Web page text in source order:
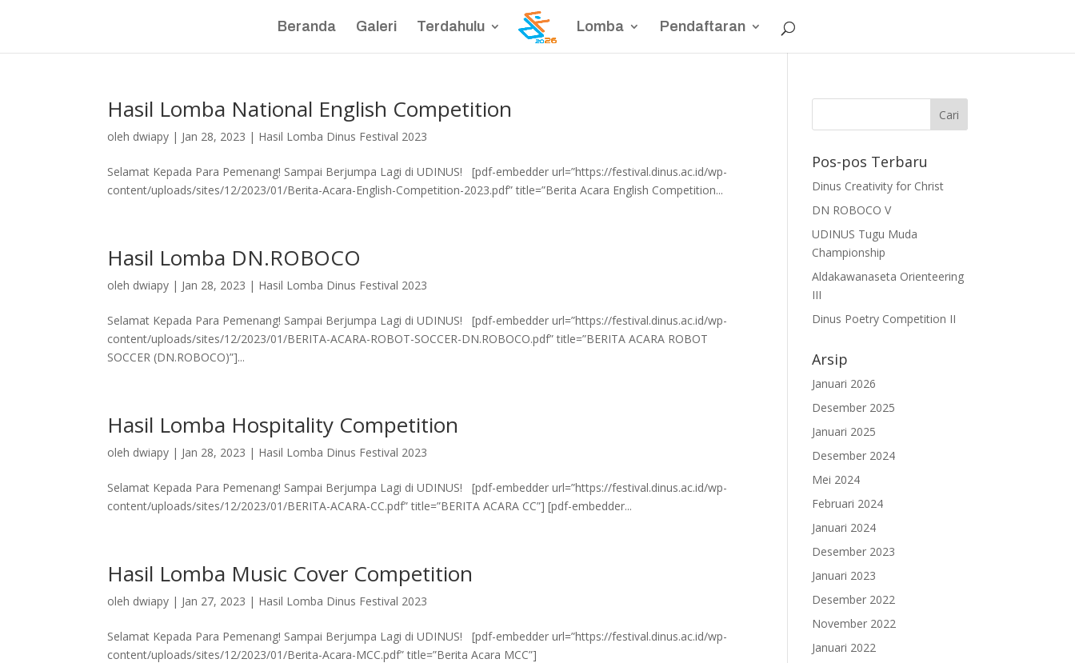
Beranda Galeri Terdahulu Lomba Pendaftaran
Hasil Lomba National English Competition
oleh dwiapy | Jan 28, 2023 | Hasil Lomba Dinus Festival 2023
Selamat Kepada Para Pemenang! Sampai Berjumpa Lagi di UDINUS! [pdf-embedder url=”https://festival.dinus.ac.id/wp-
content/uploads/sites/12/2023/01/Berita-Acara-English-Competition-2023.pdf” title=”Berita Acara English Competition...
Hasil Lomba DN.ROBOCO
oleh dwiapy | Jan 28, 2023 | Hasil Lomba Dinus Festival 2023
Selamat Kepada Para Pemenang! Sampai Berjumpa Lagi di UDINUS! [pdf-embedder url=”https://festival.dinus.ac.id/wp-
content/uploads/sites/12/2023/01/BERITA-ACARA-ROBOT-SOCCER-DN.ROBOCO.pdf” title=”BERITA ACARA ROBOT
SOCCER (DN.ROBOCO)”]...
Hasil Lomba Hospitality Competition
oleh dwiapy | Jan 28, 2023 | Hasil Lomba Dinus Festival 2023
Selamat Kepada Para Pemenang! Sampai Berjumpa Lagi di UDINUS! [pdf-embedder url=”https://festival.dinus.ac.id/wp-
content/uploads/sites/12/2023/01/BERITA-ACARA-CC.pdf” title=”BERITA ACARA CC”] [pdf-embedder...
Hasil Lomba Music Cover Competition
oleh dwiapy | Jan 27, 2023 | Hasil Lomba Dinus Festival 2023
Selamat Kepada Para Pemenang! Sampai Berjumpa Lagi di UDINUS! [pdf-embedder url=”https://festival.dinus.ac.id/wp-
content/uploads/sites/12/2023/01/Berita-Acara-MCC.pdf” title=”Berita Acara MCC”]
Pos-pos Terbaru
Dinus Creativity for Christ
DN ROBOCO V
UDINUS Tugu Muda
Championship
Aldakawanaseta Orienteering
III
Dinus Poetry Competition II
Arsip
Januari 2026
Desember 2025
Januari 2025
Desember 2024
Mei 2024
Februari 2024
Januari 2024
Desember 2023
Januari 2023
Desember 2022
November 2022
Januari 2022